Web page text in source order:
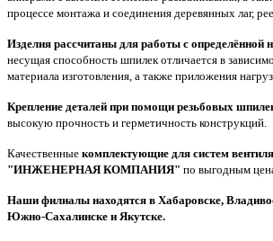
процессе монтажа и соединения деревянных лаг,
Изделия рассчитаны для работы с определённой
несущая способность шпилек отличается в
материала изготовления, а также приложения
Крепление деталей при помощи резьбовых
высокую прочность и герметичность конструкций.
Качественные комплектующие для систем
"ИНЖЕНЕРНАЯ КОМПАНИЯ" по выгодным
Наши филиалы находятся в Хабаровске,
Южно-Сахалинске и Якутске.